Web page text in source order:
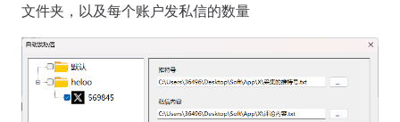
文件夹，以及每个账户发私信的数量